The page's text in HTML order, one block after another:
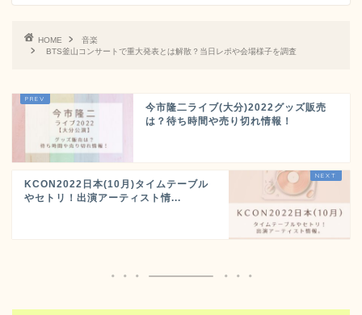
HOME
音楽
BTS釜山コンサートで重大発表とは解散？当日レポや会場様子を調査
今市隆二ライブ(大分)2022グッズ販売
は？待ち時間や売り切れ情報！
KCON2022日本(10月)タイムテーブル
やセトリ！出演アーティスト情...